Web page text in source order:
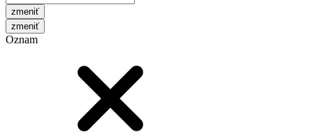
zmeniť
Oznam